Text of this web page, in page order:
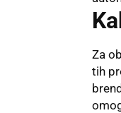
Za
tih